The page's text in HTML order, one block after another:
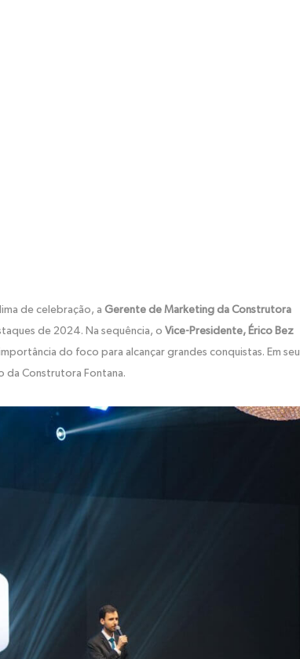
de celebração, a Gerente de Marketing da Construtora
de 2024. Na sequência, o Vice-Presidente, Érico Bez
do foco para alcançar grandes conquistas. Em seu
da Construtora Fontana.